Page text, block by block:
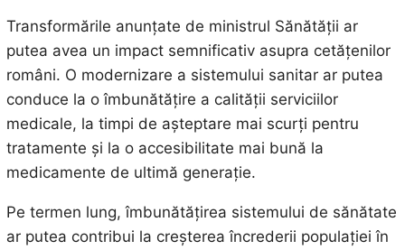
Transformările anunțate de ministrul Sănătății ar
putea avea un impact semnificativ asupra cetățenilor
români. O modernizare a sistemului sanitar ar putea
conduce la o îmbunătățire a calității serviciilor
medicale, la timpi de așteptare mai scurți pentru
tratamente și la o accesibilitate mai bună la
medicamente de ultimă generație.
Pe termen lung, îmbunătățirea sistemului de sănătate
ar putea contribui la creșterea încrederii populației în